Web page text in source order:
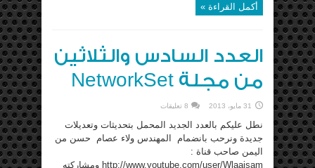
أكمل القراءة »
العدد السادس والثلاثين
من مجلة NetworkSet
31 مايو، 2013 8 تعليقات
نطل عليكم بالعدد الجديد المحمل بتحديثات وتعديلات
جديدة ونرحب بانضمام المهندس ولاء عصام حسن من
اليمن صاحب قناة :
http://www.youtube.com/user/Wlaaisam ومشاركته